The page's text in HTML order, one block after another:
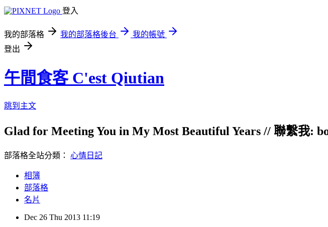
登入
我的部落格 我的部落格後台
我的帳號
登出
午間食客 C'est Qiutian
跳到主文
Glad for Meeting You in My Most Beautiful Years // 聯繫我:
部落格全站分類： 心情日記
相簿
部落格
名片
Dec 26 Thu 2013 11:19